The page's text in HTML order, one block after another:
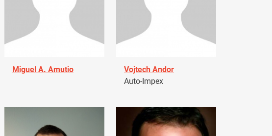
Miguel A. Amutio
Vojtech Andor
Auto-Impex